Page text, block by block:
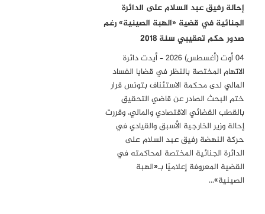
إحالة رفيق عبد السلام على الدائرة
الجنائية في قضية «الهبة الصينية» رغم
صدور حكم تعقيبي سنة 2018
04 أوت (أغسطس) 2026 – أيدت دائرة
الاتهام المختصة بالنظر في قضايا الفساد
المالي لدى محكمة الاستئناف بتونس قرار
ختم البحث الصادر عن قاضي التحقيق
بالقطب القضائي الاقتصادي والمالي، وقررت
إحالة وزير الخارجية الأسبق والقيادي في
حركة النهضة رفيق عبد السلام على
الدائرة الجنائية المختصة لمحاكمته في
القضية المعروفة إعلاميًا بـ«الهبة
الصينية»…